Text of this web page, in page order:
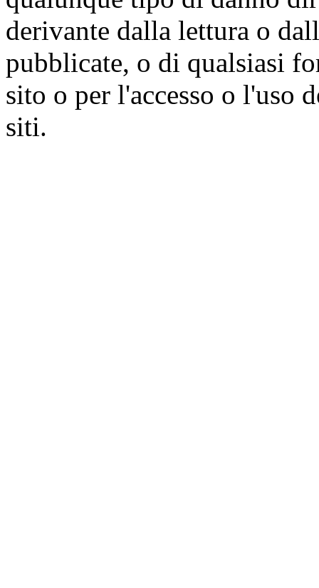
derivante dalla lettura o
pubblicate, o di qualsiasi
sito o per l'accesso o l'uso
siti.